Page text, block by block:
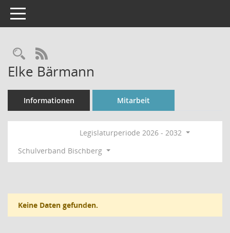
Toggle navigation
Rechercheauswahl
RSS-Feed
Elke Bärmann
Informationen Mitarbeit
Legislaturperiode 2026 - 2032
Schulverband Bischberg
Keine Daten gefunden.